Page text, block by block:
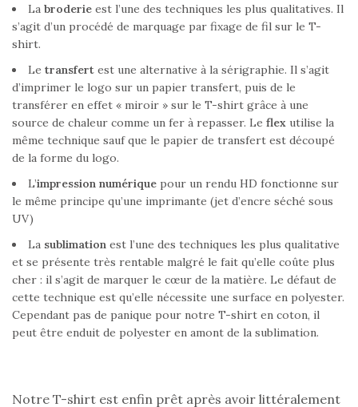
La broderie est l’une des techniques les plus qualitatives. Il
s’agit d’un procédé de marquage par fixage de fil sur le T-
shirt.
Le transfert est une alternative à la sérigraphie. Il s’agit
d’imprimer le logo sur un papier transfert, puis de le
transférer en effet « miroir » sur le T-shirt grâce à une
source de chaleur comme un fer à repasser. Le flex utilise la
même technique sauf que le papier de transfert est découpé
de la forme du logo.
L’impression numérique pour un rendu HD fonctionne sur
le même principe qu’une imprimante (jet d’encre séché sous
UV)
La sublimation est l’une des techniques les plus qualitative
et se présente très rentable malgré le fait qu’elle coûte plus
cher : il s’agit de marquer le cœur de la matière. Le défaut de
cette technique est qu’elle nécessite une surface en polyester.
Cependant pas de panique pour notre T-shirt en coton, il
peut être enduit de polyester en amont de la sublimation.
Notre T-shirt est enfin prêt après avoir littéralement